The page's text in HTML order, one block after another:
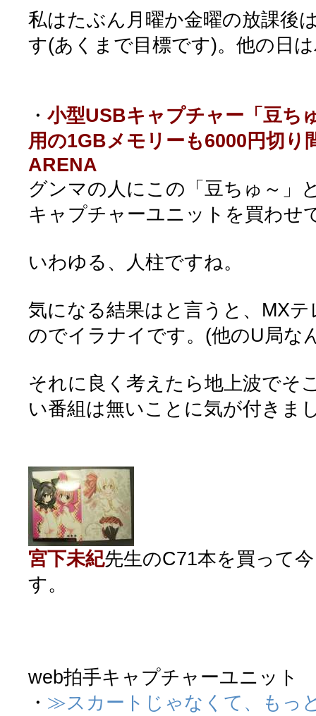
私はたぶん月曜か金曜の放課後
す(あくまで目標です)。他の日
・ 小型USBキャプチャー「豆ち
用の1GBメモリーも6000円切り
ARENA
グンマの人にこの「豆ちゅ～」
キャプチャーユニットを買わせ
いわゆる、人柱ですね。
気になる結果はと言うと、MX
のでイラナイです。(他のU局な
それに良く考えたら地上波でそ
い番組は無いことに気が付きま
宮下未紀先生のC71本を買って
す。
web拍手キャプチャーユニット
・ ≫スカートじゃなくて、もっ